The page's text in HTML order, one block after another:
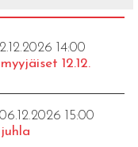
14:00
12.12.
15:00